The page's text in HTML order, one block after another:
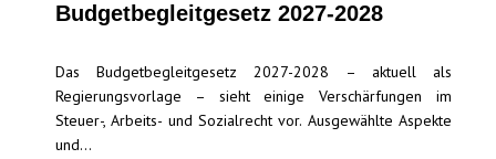
Budgetbegleitgesetz 2027-2028
Das Budgetbegleitgesetz 2027-2028 – aktuell als
Regierungsvorlage – sieht einige Verschärfungen im
Steuer-, Arbeits- und Sozialrecht vor. Ausgewählte Aspekte
und...